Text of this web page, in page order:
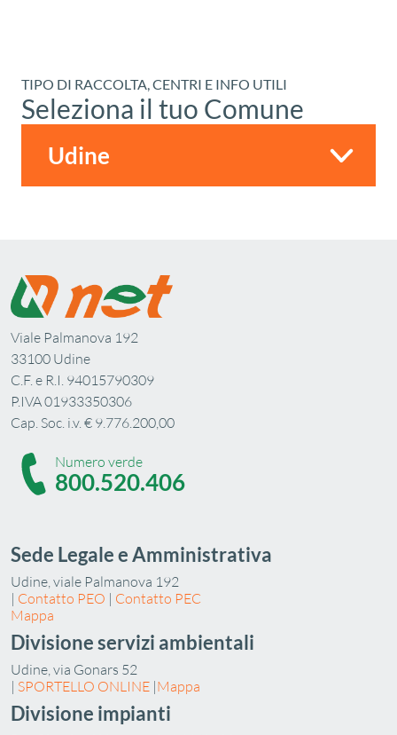
TIPO DI RACCOLTA, CENTRI E INFO UTILI
Seleziona il tuo Comune
Viale Palmanova 192
33100 Udine
C.F. e R.I. 94015790309
P.IVA 01933350306
Cap. Soc. i.v. € 9.776.200,00
Numero verde
800.520.406
Sede Legale e Amministrativa
Udine, viale Palmanova 192
| Contatto PEO | Contatto PEC
Mappa
Divisione servizi ambientali
Udine, via Gonars 52
| SPORTELLO ONLINE |Mappa
Divisione impianti